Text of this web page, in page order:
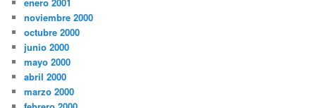
noviembre 2000
octubre 2000
junio 2000
mayo 2000
abril 2000
marzo 2000